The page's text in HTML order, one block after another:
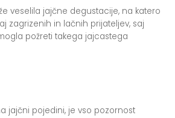
veselila jajčne degustacije, na katero
zagrizenih in lačnih prijateljev, saj
požreti takega jajcastega
jajčni pojedini, je vso pozornost